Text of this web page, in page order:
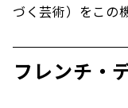
づく芸術）をこの
フレンチ・